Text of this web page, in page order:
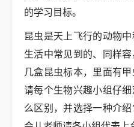
的学习目标。
昆虫是天上飞行的动物
生活中常见到的、同样
几盒昆虫标本，里面有
请每个生物兴趣小组仔
么区别，并选择一种介